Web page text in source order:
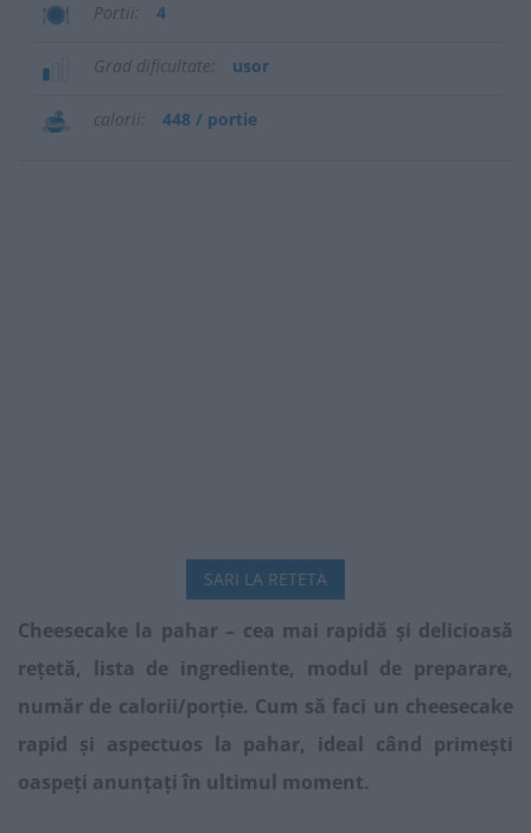
Portii 4
Grad dificultate usor
calorii 448 / portie
SARI LA RETETA
Cheesecake la pahar – cea mai rapidă și delicioasă
rețetă, lista de ingrediente, modul de preparare,
număr de calorii/porție. Cum să faci un cheesecake
rapid și aspectuos la pahar, ideal când primești
oaspeți anunțați în ultimul moment.